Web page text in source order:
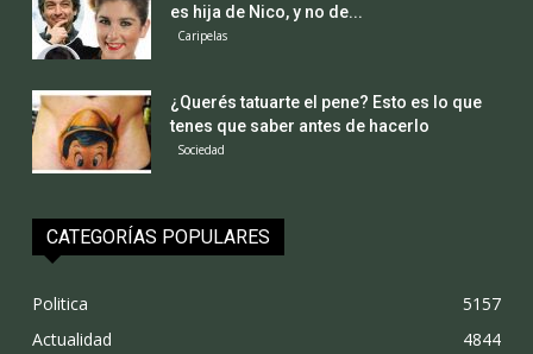
es hija de Nico, y no de...
Caripelas
¿Querés tatuarte el pene? Esto es lo que
tenes que saber antes de hacerlo
Sociedad
CATEGORÍAS POPULARES
Politica
5157
Actualidad
4844